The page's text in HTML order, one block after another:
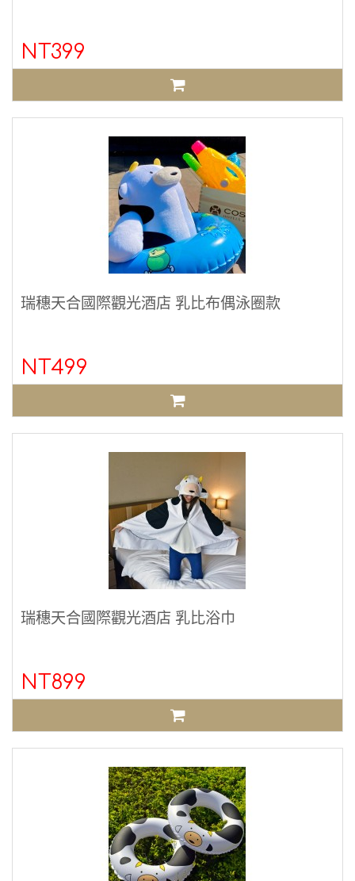
NT399
瑞穗天合國際觀光酒店 乳比布偶泳圈款
NT499
瑞穗天合國際觀光酒店 乳比浴巾
NT899